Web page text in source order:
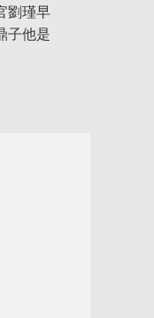
劉瑾早
子他是